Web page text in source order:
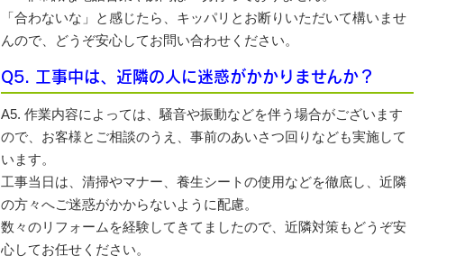
「合わないな」と感じたら、キッパリとお断りいただいて構いませ
んので、どうぞ安心してお問い合わせください。
Q5. 工事中は、近隣の人に迷惑がかかりませんか？
A5. 作業内容によっては、騒音や振動などを伴う場合がございます
ので、お客様とご相談のうえ、事前のあいさつ回りなども実施して
います。
工事当日は、清掃やマナー、養生シートの使用などを徹底し、近隣
の方々へご迷惑がかからないように配慮。
数々のリフォームを経験してきてましたので、近隣対策もどうぞ安
心してお任せください。